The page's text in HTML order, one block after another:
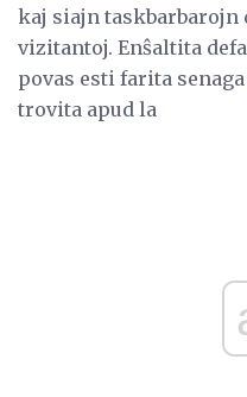
kaj siajn taskbarbarojn
vizitantoj. Enŝaltita
povas esti farita
trovita apud la